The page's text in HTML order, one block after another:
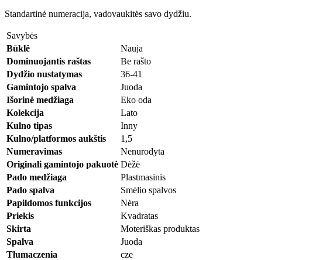
Standartinė numeracija, vadovaukitės savo dydžiu.
Savybės
Būklė
Nauja
Dominuojantis raštas
Be rašto
Dydžio nustatymas
36-41
Gamintojo spalva
Juoda
Išorinė medžiaga
Eko oda
Kolekcija
Lato
Kulno tipas
Inny
Kulno/platformos aukštis
1,5
Numeravimas
Nenurodyta
Originali gamintojo pakuotė Dėžė
Pado medžiaga
Plastmasinis
Pado spalva
Smėlio spalvos
Papildomos funkcijos
Nėra
Priekis
Kvadratas
Skirta
Moteriškas produktas
Spalva
Juoda
Tłumaczenia
cze